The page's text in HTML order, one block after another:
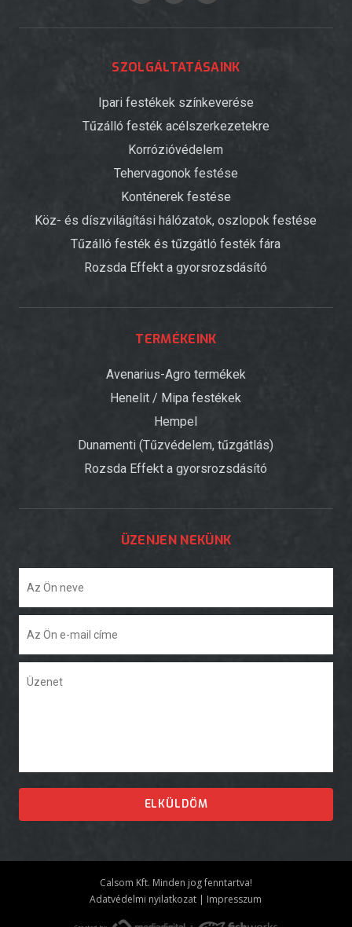
SZOLGÁLTATÁSAINK
Ipari festékek színkeverése
Tűzálló festék acélszerkezetekre
Korrózióvédelem
Tehervagonok festése
Konténerek festése
Köz- és díszvilágítási hálózatok, oszlopok festése
Tűzálló festék és tűzgátló festék fára
Rozsda Effekt a gyorsrozsdásító
TERMÉKEINK
Avenarius-Agro termékek
Henelit / Mipa festékek
Hempel
Dunamenti (Tűzvédelem, tűzgátlás)
Rozsda Effekt a gyorsrozsdásító
ÜZENJEN NEKÜNK
Calsom Kft. Minden jog fenntartva!
Adatvédelmi nyilatkozat | Impresszum